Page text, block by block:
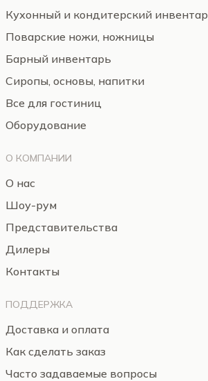
Кухонный и кондитерский
Поварские ножи, ножницы
Барный инвентарь
Сиропы, основы, напитки
Все для гостиниц
Оборудование
О КОМПАНИИ
О нас
Шоу-рум
Представительства
Дилеры
Контакты
ПОДДЕРЖКА
Доставка и оплата
Как сделать заказ
Часто задаваемые вопросы